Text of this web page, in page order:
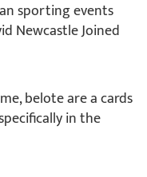
sporting events
Newcastle Joined
belote are a cards
in the